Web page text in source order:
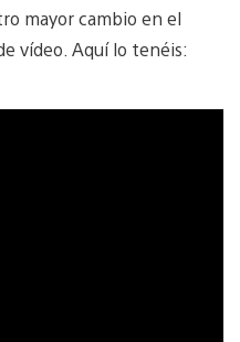
mayor cambio en el
vídeo. Aquí lo tenéis: